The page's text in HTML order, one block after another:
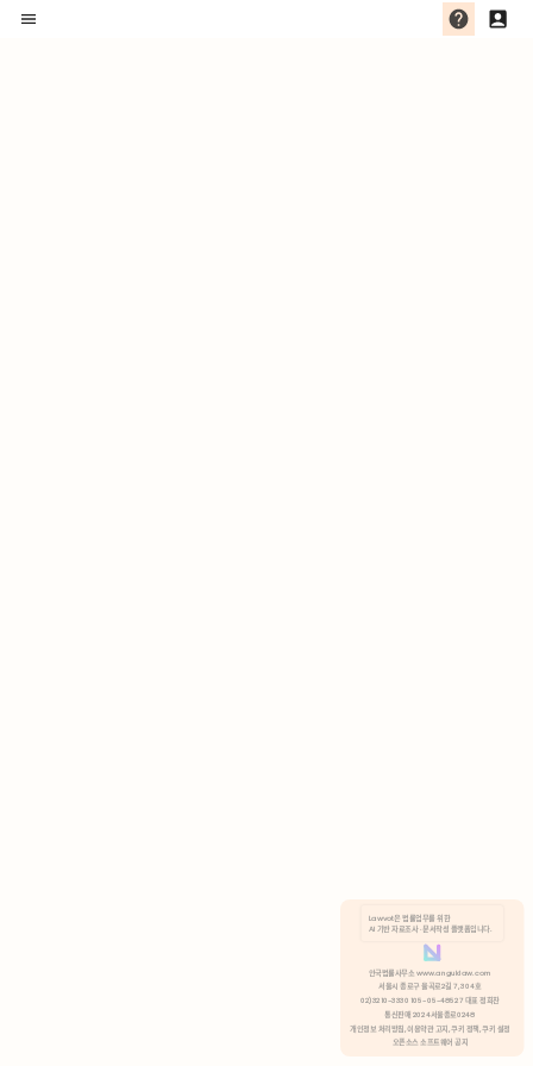
분석 쿠키 허용
Lawvot은 법률업무를 위한
AI 기반 자료조사 · 문서작성 플랫폼입니다.
안국법률사무소 www.anguklaw.com
서울시 종로구 율곡로2길 7, 304호
02)3210-3330 105-05-48527 대표 정희찬
통신판매 2024서울종로0248
개인정보 처리방침, 이용약관 고지, 쿠키 정책, 쿠키 설정
오픈소스 소프트웨어 공지